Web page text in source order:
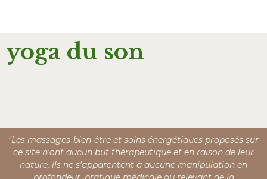
yoga du son
"Les massages-bien-être et soins énergétiques proposés sur
ce site n'ont aucun but thérapeutique et en raison de leur
nature, ils ne s'apparentent à aucune manipulation en